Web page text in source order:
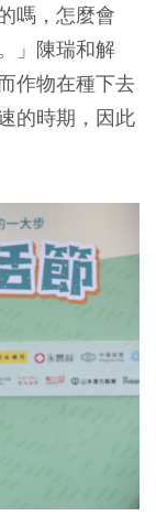
嗎，怎麼會
」陳瑞和解
作物在種下去
的時期，因此